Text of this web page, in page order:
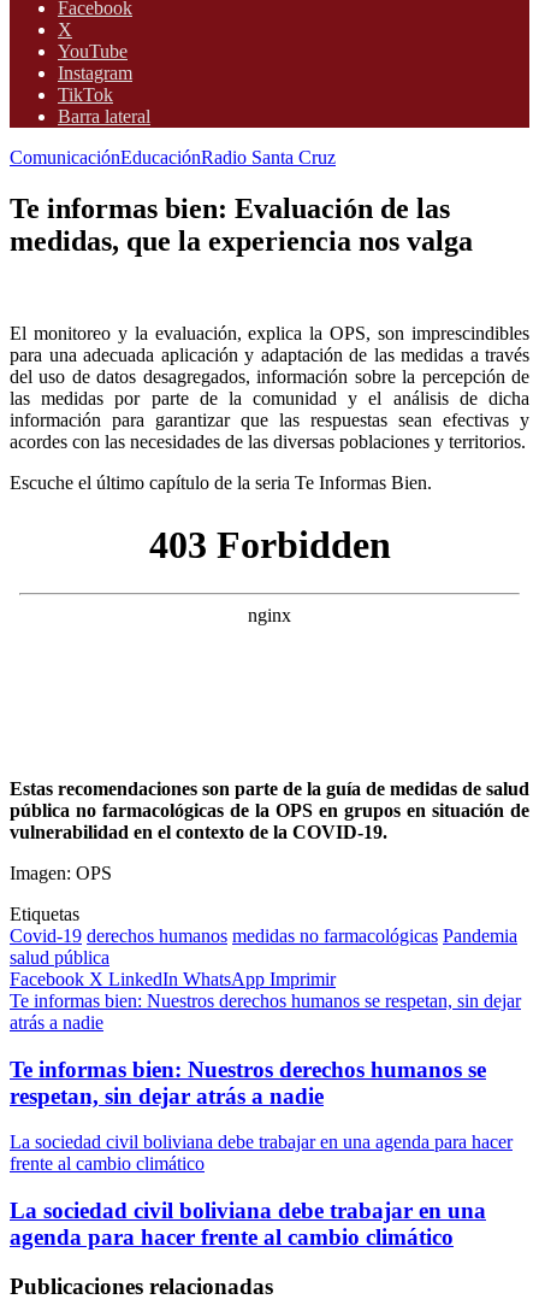
Facebook
X
YouTube
Instagram
TikTok
Barra lateral
ComunicaciónEducaciónRadio Santa Cruz
Te informas bien: Evaluación de las
medidas, que la experiencia nos valga
El monitoreo y la evaluación, explica la OPS, son imprescindibles
para una adecuada aplicación y adaptación de las medidas a través
del uso de datos desagregados, información sobre la percepción de
las medidas por parte de la comunidad y el análisis de dicha
información para garantizar que las respuestas sean efectivas y
acordes con las necesidades de las diversas poblaciones y territorios.
Escuche el último capítulo de la seria Te Informas Bien.
Estas recomendaciones son parte de la guía de medidas de salud
pública no farmacológicas de la OPS en grupos en situación de
vulnerabilidad en el contexto de la COVID-19.
Imagen: OPS
Etiquetas
Covid-19 derechos humanos medidas no farmacológicas Pandemia
salud pública
Facebook X LinkedIn WhatsApp Imprimir
Te informas bien: Nuestros derechos humanos se respetan, sin dejar
atrás a nadie
Te informas bien: Nuestros derechos humanos se
respetan, sin dejar atrás a nadie
La sociedad civil boliviana debe trabajar en una agenda para hacer
frente al cambio climático
La sociedad civil boliviana debe trabajar en una
agenda para hacer frente al cambio climático
Publicaciones relacionadas